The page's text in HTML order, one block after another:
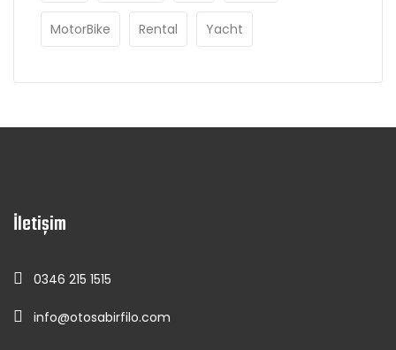
MotorBike Rental Yacht
İletişim
0346 215 1515
info@otosabirfilo.com